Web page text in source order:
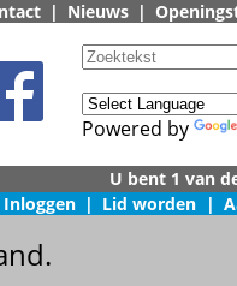
| Nieuws |
Powered by
Inloggen | Lid worden |